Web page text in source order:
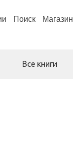
Поиск Магазин
Все книги